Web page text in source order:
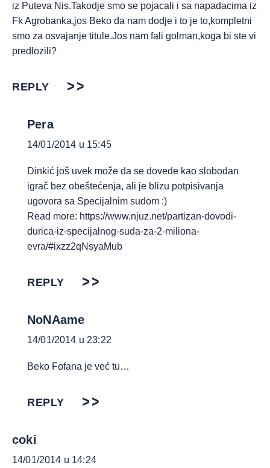
iz Puteva Nis.Takodje smo se pojacali i sa napadacima iz
Fk Agrobanka,jos Beko da nam dodje i to je to,kompletni
smo za osvajanje titule.Jos nam fali golman,koga bi ste vi
predlozili?
REPLY
Pera
14/01/2014 u 15:45
Dinkić još uvek može da se dovede kao slobodan
igrač bez obeštećenja, ali je blizu potpisivanja
ugovora sa Specijalnim sudom :)
Read more: https://www.njuz.net/partizan-dovodi-
durica-iz-specijalnog-suda-za-2-miliona-
evra/#ixzz2qNsyaMub
REPLY
NoNAame
14/01/2014 u 23:22
Beko Fofana je već tu…
REPLY
coki
14/01/2014 u 14:24